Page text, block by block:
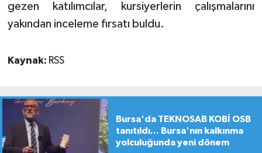
gezen katılımcılar, kursiyerlerin çalışmalarını
yakından inceleme fırsatı buldu.
Kaynak: RSS
Bursa'da TEKNOSAB KOBİ OSB
tanıtıldı... Bursa'nın kalkınma
yolculuğunda yeni dönem